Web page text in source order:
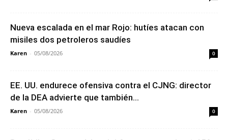
Nueva escalada en el mar Rojo: hutíes atacan con
misiles dos petroleros saudíes
Karen - 05/08/2026 0
EE. UU. endurece ofensiva contra el CJNG: director
de la DEA advierte que también...
Karen - 05/08/2026 0